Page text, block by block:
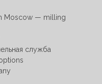
Moscow — milling
служба